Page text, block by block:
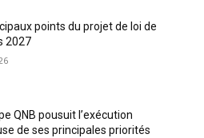
points du projet de loi de
2027
QNB pousuit l’exécution
de ses principales priorités